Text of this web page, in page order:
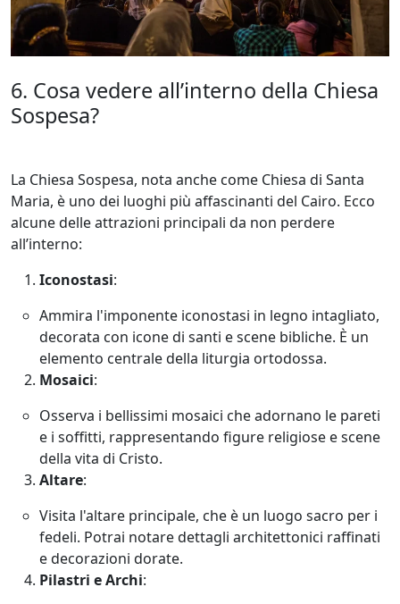
6. Cosa vedere all’interno della Chiesa
Sospesa?
La Chiesa Sospesa, nota anche come Chiesa di Santa
Maria, è uno dei luoghi più affascinanti del Cairo. Ecco
alcune delle attrazioni principali da non perdere
all’interno:
Iconostasi:
Ammira l'imponente iconostasi in legno intagliato,
decorata con icone di santi e scene bibliche. È un
elemento centrale della liturgia ortodossa.
Mosaici:
Osserva i bellissimi mosaici che adornano le pareti
e i soffitti, rappresentando figure religiose e scene
della vita di Cristo.
Altare:
Visita l'altare principale, che è un luogo sacro per i
fedeli. Potrai notare dettagli architettonici raffinati
e decorazioni dorate.
Pilastri e Archi: